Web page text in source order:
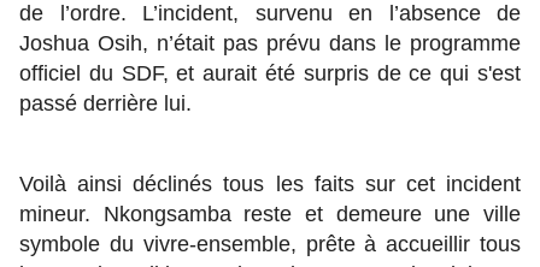
de l’ordre. L’incident, survenu en l’absence de
Joshua Osih, n’était pas prévu dans le programme
officiel du SDF, et aurait été surpris de ce qui s'est
passé derrière lui.
Voilà ainsi déclinés tous les faits sur cet incident
mineur. Nkongsamba reste et demeure une ville
symbole du vivre-ensemble, prête à accueillir tous